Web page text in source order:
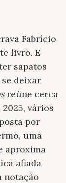
Fabrício
livro. E
sapatos
deixar
reúne cerca
vários
por
uma
aproxima
afiada
notação